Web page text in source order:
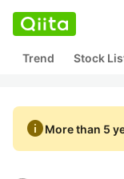
Trend Stock
infoMore than 5